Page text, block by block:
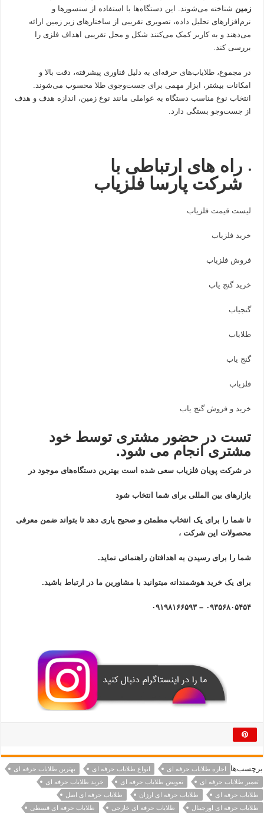
زمین شناخته می‌شوند. این دستگاه‌ها با استفاده از سنسورها و
نرم‌افزارهای تحلیل داده، تصویری تقریبی از ساختارهای زیر زمین ارائه
می‌دهند و به کاربر کمک می‌کنند شکل و محل تقریبی اهداف فلزی را
بررسی کند.
در مجموع، طلایاب‌های حرفه‌ای به دلیل فناوری پیشرفته، دقت بالا و
امکانات بیشتر، ابزار مهمی برای جست‌وجوی طلا محسوب می‌شوند.
انتخاب نوع مناسب دستگاه به عواملی مانند نوع زمین، اندازه هدف و هدف
از جست‌وجو بستگی دارد.
راه های ارتباطی با
شرکت پارسا فلزیاب
لیست قیمت فلزیاب
خرید فلزیاب
فروش فلزیاب
خرید گنج یاب
گنجیاب
طلایاب
گنج یاب
فلزیاب
خرید و فروش گنج یاب
تست در حضور مشتری توسط خود
مشتری انجام می شود.
در شرکت پویان فلزیاب سعی شده است بهترین دستگاه‌های موجود در
بازار‌های بین المللی برای شما انتخاب شود
تا شما را برای یک انتخاب مطمئن و صحیح یاری دهد تا بتواند ضمن معرفی
محصولات این شرکت ،
شما را برای رسیدن به اهدافتان راهنمائی نماید.
برای یک خرید هوشمندانه میتوانید با مشاورین ما در ارتباط باشید.
۰۹۳۵۶۸۰۵۴۵۴ – ۰۹۱۹۸۱۶۶۵۹۳
برچسب‌ها اجاره طلایاب حرفه ای انواع طلایاب حرفه ای
بهترین طلایاب حرفه ای
تعمیر طلایاب حرفه ای
تعویض طلایاب حرفه ای
خرید طلایاب حرفه ای
طلایاب حرفه ای
طلایاب حرفه ای ارزان
طلایاب حرفه ای اصل
طلایاب حرفه ای اورجینال
طلایاب حرفه ای خارجی
طلایاب حرفه ای قسطی